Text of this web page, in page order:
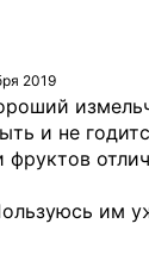
2019
и не
им